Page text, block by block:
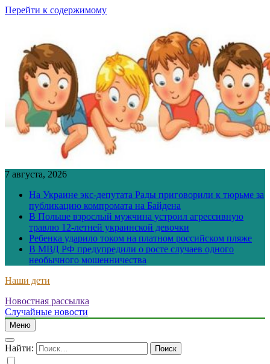
Перейти к содержимому
7 августа, 2026
На Украине экс-депутата Рады приговорили к тюрьме за
публикацию компромата на Байдена
В Польше взрослый мужчина устроил агрессивную
травлю 12-летней украинской девочки
Ребенка ударило током на платном российском пляже
В МВД РФ предупредили о росте случаев одного
необычного мошенничества
Наши дети
Новостная рассылка
Случайные новости
Меню
Найти: